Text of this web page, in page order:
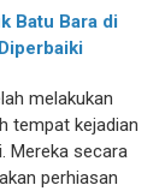
Batu Bara di
melakukan
tempat kejadian
Mereka secara
perhiasan